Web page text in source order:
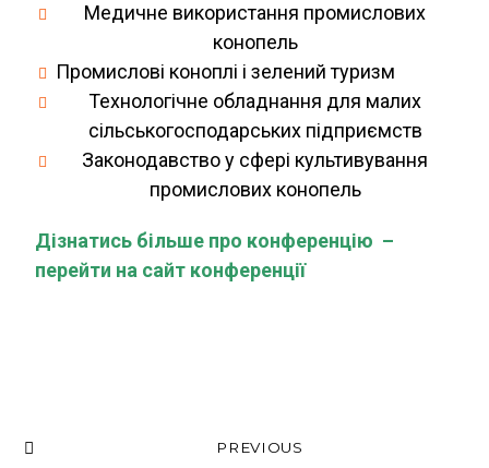
Медичне використання промислових
конопель
Промислові коноплі і зелений туризм
Технологічне обладнання для малих
сільськогосподарських підприємств
Законодавство у сфері культивування
промислових конопель
Дізнатись більше про конференцію –
перейти на сайт конференції
PREVIOUS